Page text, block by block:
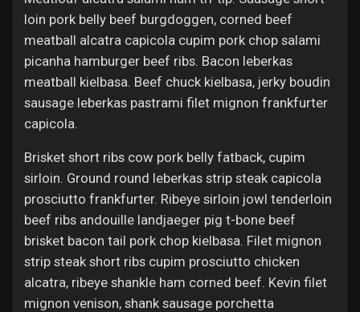
loin pork belly beef burgdoggen, corned beef
meatball alcatra capicola cupim pork chop salami
picanha hamburger beef ribs. Bacon leberkas
meatball kielbasa. Beef chuck kielbasa, jerky boudin
sausage leberkas pastrami filet mignon frankfurter
capicola.
Brisket short ribs cow pork belly fatback, cupim
sirloin. Ground round leberkas strip steak capicola
prosciutto frankfurter. Ribeye sirloin jowl tenderloin
beef ribs andouille landjaeger pig t-bone beef
brisket bacon tail pork chop kielbasa. Filet mignon
strip steak short ribs cupim prosciutto chicken
alcatra, ribeye shankle ham corned beef. Kevin filet
mignon venison, shank sausage porchetta